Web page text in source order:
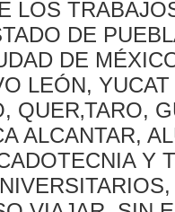
LOS
DE
DE
LEÓN,
QUER‚TARO,
ALCANTAR,
Y